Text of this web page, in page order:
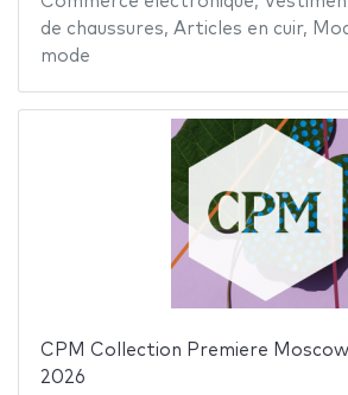
de chaussures, Articles en cuir,
mode
CPM Collection Premiere
2026